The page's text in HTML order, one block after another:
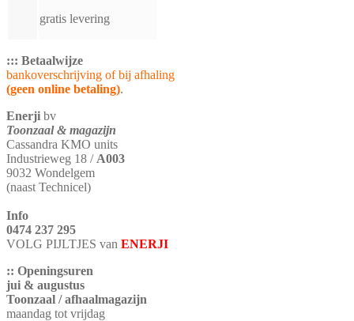
gratis levering
::: Betaalwijze
bankoverschrijving of bij afhaling
(geen online betaling).
Enerji bv
Toonzaal & magazijn
Cassandra KMO units
Industrieweg 18 / A003
9032 Wondelgem
(naast Technicel)
Info
0474 237 295
VOLG PIJLTJES van ENERJI
:: Openingsuren
jui & augustus
Toonzaal / afhaalmagazijn
maandag tot vrijdag